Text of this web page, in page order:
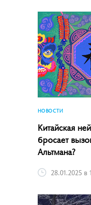
НОВОСТИ
Китайская
бросает
Альтмана?
28.01.2025 в